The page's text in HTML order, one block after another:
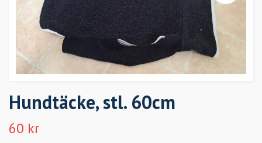
Hundtäcke, stl. 60cm
60 kr